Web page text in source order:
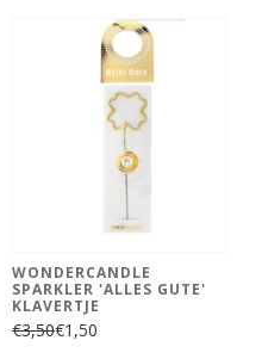
WONDERCANDLE
SPARKLER 'ALLES GUTE'
KLAVERTJE
€3,50€1,50